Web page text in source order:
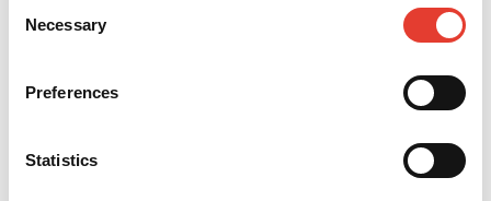
Selection
Necessary
Preferences
Statistics